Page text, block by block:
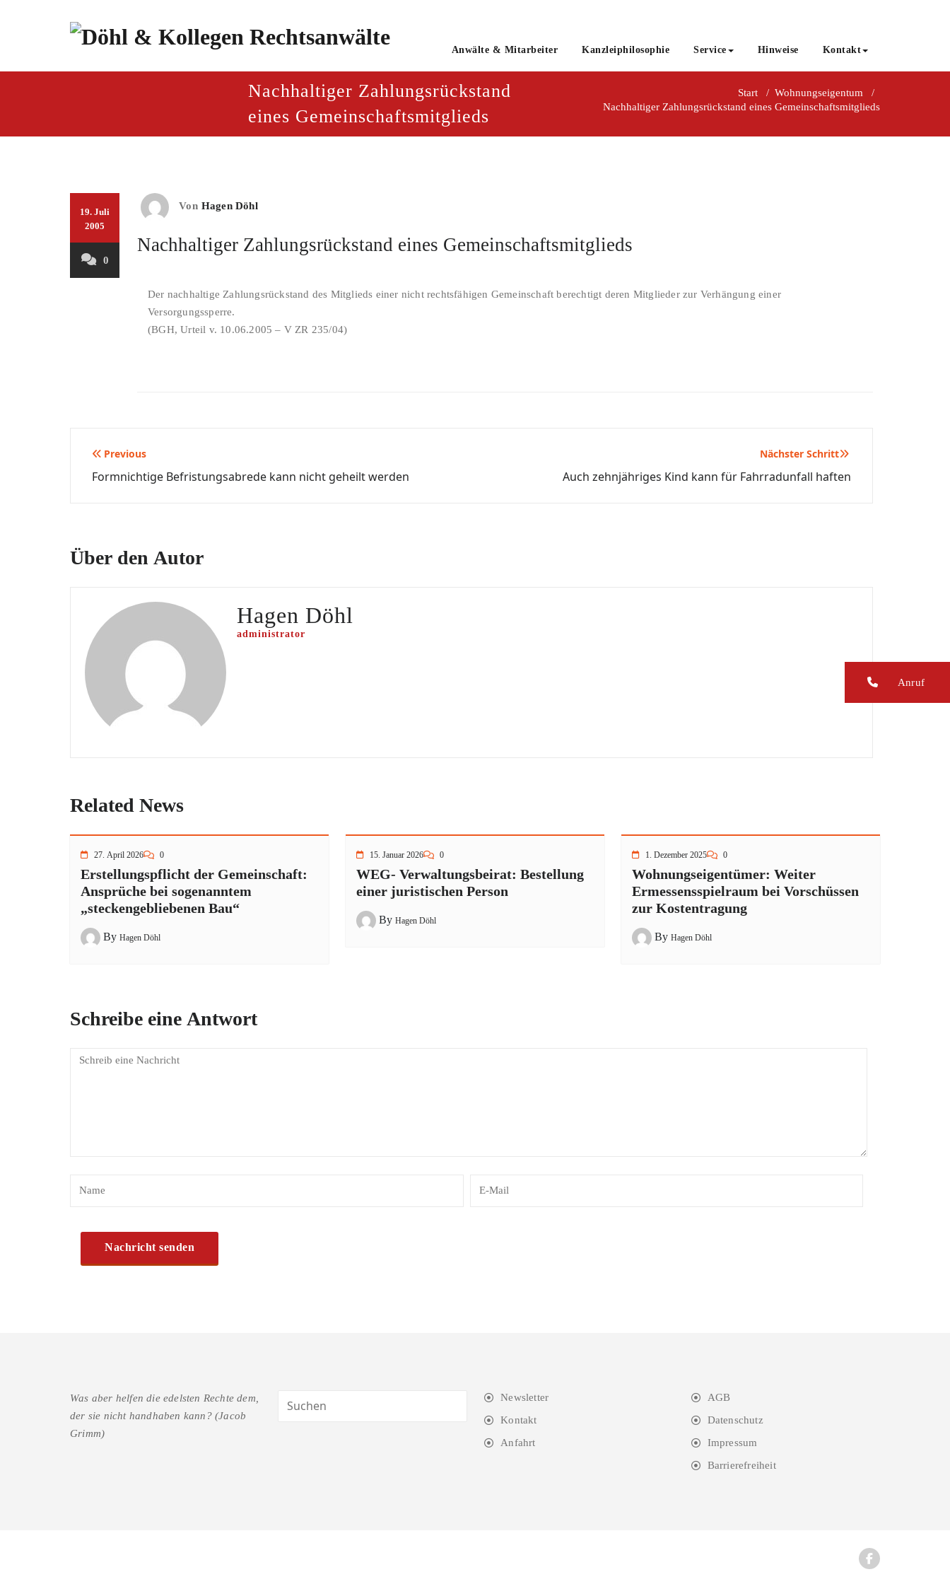
paragraf.info Anwälte & Mitarbeiter Kanzleiphilosophie Service Hinweise Kontakt
Nachhaltiger Zahlungsrückstand
eines Gemeinschaftsmitglieds
Start / Wohnungseigentum /
Nachhaltiger Zahlungsrückstand eines Gemeinschaftsmitglieds
19. Juli
2005
0
Von Hagen Döhl
Nachhaltiger Zahlungsrückstand eines Gemeinschaftsmitglieds
Der nachhaltige Zahlungsrückstand des Mitglieds einer nicht rechtsfähigen Gemeinschaft berechtigt deren Mitglieder zur Verhängung einer
Versorgungssperre.
(BGH, Urteil v. 10.06.2005 – V ZR 235/04)
Beitragsnavigation
Previous
Formnichtige Befristungsabrede kann nicht geheilt werden
Nächster Schritt
Auch zehnjähriges Kind kann für Fahrradunfall haften
Über den Autor
Hagen Döhl
administrator
Related News
27. April 2026 0
Erstellungspflicht der Gemeinschaft:
Ansprüche bei sogenanntem
„steckengebliebenen Bau“
By Hagen Döhl
15. Januar 2026 0
WEG- Verwaltungsbeirat: Bestellung
einer juristischen Person
By Hagen Döhl
1. Dezember 2025 0
Wohnungseigentümer: Weiter
Ermessensspielraum bei Vorschüssen
zur Kostentragung
By Hagen Döhl
Schreibe eine Antwort
Was aber helfen die edelsten Rechte dem,
der sie nicht handhaben kann? (Jacob
Grimm)
Newsletter
Kontakt
Anfahrt
AGB
Datenschutz
Impressum
Barrierefreiheit
Anruf